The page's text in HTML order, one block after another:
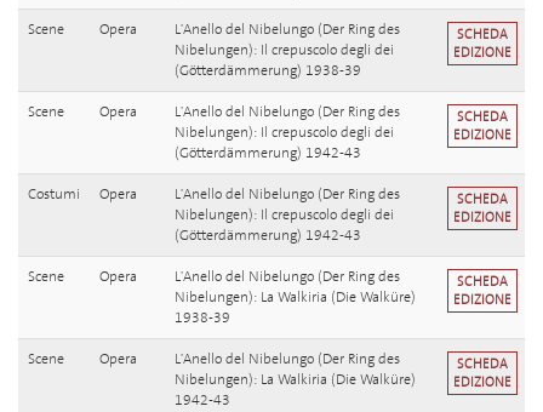
Scene Opera
L'Anello del Nibelungo (Der Ring des
Nibelungen): Il crepuscolo degli dei
(Götterdämmerung) 1938-39
SCHEDA
EDIZIONE
Scene Opera
L'Anello del Nibelungo (Der Ring des
Nibelungen): Il crepuscolo degli dei
(Götterdämmerung) 1942-43
SCHEDA
EDIZIONE
Costumi Opera
L'Anello del Nibelungo (Der Ring des
Nibelungen): Il crepuscolo degli dei
(Götterdämmerung) 1942-43
SCHEDA
EDIZIONE
Scene Opera
L'Anello del Nibelungo (Der Ring des
Nibelungen): La Walkiria (Die Walküre)
1938-39
SCHEDA
EDIZIONE
Scene Opera
L'Anello del Nibelungo (Der Ring des
Nibelungen): La Walkiria (Die Walküre)
1942-43
SCHEDA
EDIZIONE